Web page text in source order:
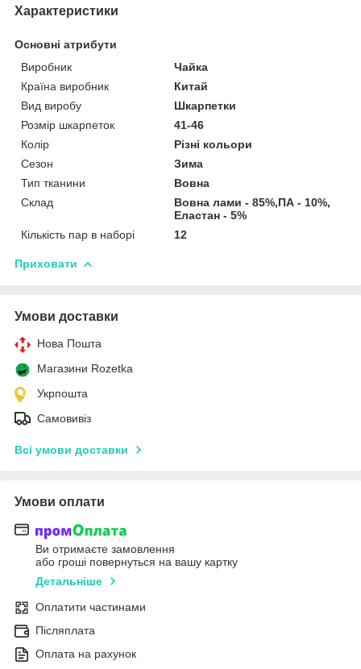
Характеристики
Основні атрибути
Виробник
Чайка
Країна виробник
Китай
Вид виробу
Шкарпетки
Розмір шкарпеток
41-46
Колір
Різні кольори
Сезон
Зима
Тип тканини
Вовна
Склад
Вовна лами - 85%,ПА - 10%,
Еластан - 5%
Кількість пар в наборі
12
Приховати
Умови доставки
Нова Пошта
Магазини Rozetka
Укрпошта
Самовивіз
Всі умови доставки
Умови оплати
Ви отримаєте замовлення
або гроші повернуться на вашу картку
Детальніше
Оплатити частинами
Післяплата
Оплата на рахунок